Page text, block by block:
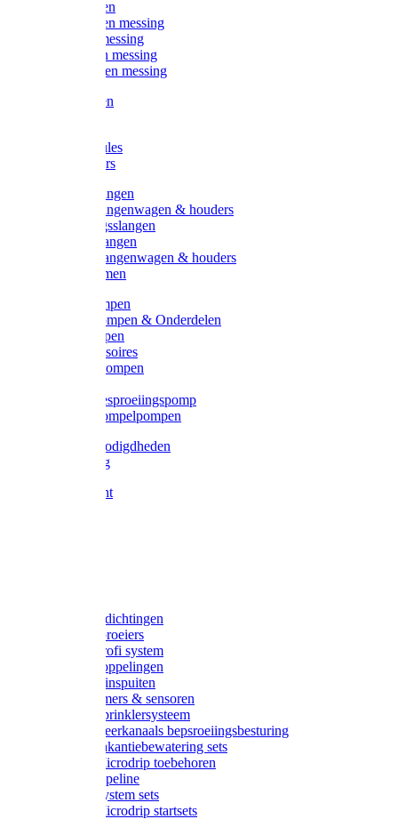
Kogelkranen
Koppelingen messing
Sproeiers messing
Tuinspuiten messing
Slangstukken messing
Handspuiten
Kunststoftules
Regenmeters
Overige slangen
Overige slangenwagen & houders
Beregeningsslangen
Gardena slangen
Gardena slangenwagen & houders
Slangklemmen
Leader pompen
Zwengelpompen & Onderdelen
Ebara pompen
Pompaccessoires
Excellent pompen
Gardena besproeiingspomp
Gardena dompelpompen
Tyleen benodigdheden
Tyleenslang
Lange bocht
Gardena afdichtingen
Gardena sproeiers
Gardena Profi system
Gardena koppelingen
Gardena tuinspuiten
Gardena timers & sensoren
Gardena Sprinklersysteem
Gardena meerkanaals bepsroeiingsbesturing
Gardena vakantiebewatering sets
Gardena Microdrip toebehoren
Gardena Pipeline
Gardena System sets
Gardena Microdrip startsets